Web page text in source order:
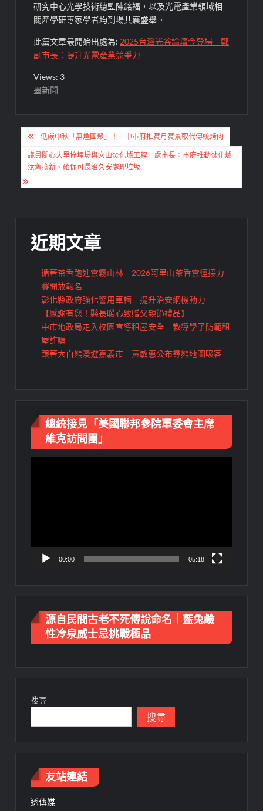
研究中心光學技術總監陳銘福，以及光電產業領域相
關產學研專家學者均到場共襄盛舉。
此篇文章最開始出處為: 2025台灣光谷論壇今登場 鄭
副市長：提升光電產業競爭力
Views: 3
墨新聞
文
章
導
覽
低碳中秋「無煙團聚」！ 中市府推賞月賞景取代傳統烤肉
議員關心大里掩埋場與文山焚化爐工程 盧市長：市府推動焚化爐
汰舊換新、確保可長治久安處理垃圾
近期文章
循著茶香跑進雲霧山林 2026阿里山茶香雲徑接力
賽開放報名
彰化縣政府強化警用車輛 提升治安網機動力
【感謝有您！縣長暖心致贈父親節禮品】
中市地政局走入校園宣導租屋安全 教導學子防範租
屋詐騙
跟著大白熊漫遊嘉義市 黃敏惠公布尋熊地圖吸客
總統接見「美國聯邦參院軍委會主席
維克訪問團」
00:00 05:18
源自民間古老不死傳說命名｜藍兔鹼
性冷泉威士忌挑戰極品
搜尋
搜尋
友站連結
透傳媒